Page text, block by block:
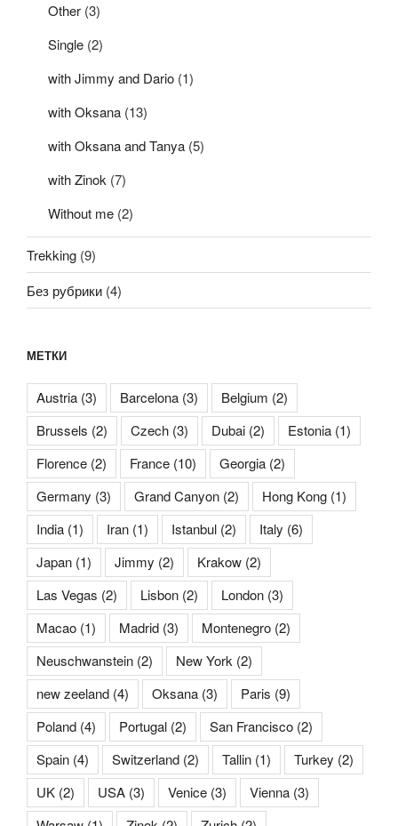
Other (3)
Single (2)
with Jimmy and Dario (1)
with Oksana (13)
with Oksana and Tanya (5)
with Zinok (7)
Without me (2)
Trekking (9)
Без рубрики (4)
МЕТКИ
Austria (3) Barcelona (3) Belgium (2)
Brussels (2) Czech (3) Dubai (2) Estonia (1)
Florence (2) France (10) Georgia (2)
Germany (3) Grand Canyon (2) Hong Kong (1)
India (1) Iran (1) Istanbul (2) Italy (6)
Japan (1) Jimmy (2) Krakow (2)
Las Vegas (2) Lisbon (2) London (3)
Macao (1) Madrid (3) Montenegro (2)
Neuschwanstein (2) New York (2)
new zeeland (4) Oksana (3) Paris (9)
Poland (4) Portugal (2) San Francisco (2)
Spain (4) Switzerland (2) Tallin (1) Turkey (2)
UK (2) USA (3) Venice (3) Vienna (3)